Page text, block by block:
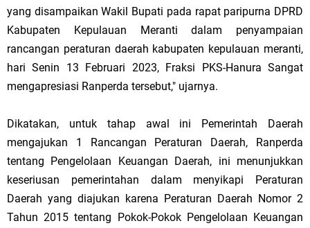
yang disampaikan Wakil Bupati pada rapat paripurna DPRD
Kabupaten Kepulauan Meranti dalam penyampaian
rancangan peraturan daerah kabupaten kepulauan meranti,
hari Senin 13 Februari 2023, Fraksi PKS-Hanura Sangat
mengapresiasi Ranperda tersebut," ujarnya.
Dikatakan, untuk tahap awal ini Pemerintah Daerah
mengajukan 1 Rancangan Peraturan Daerah, Ranperda
tentang Pengelolaan Keuangan Daerah, ini menunjukkan
keseriusan pemerintahan dalam menyikapi Peraturan
Daerah yang diajukan karena Peraturan Daerah Nomor 2
Tahun 2015 tentang Pokok-Pokok Pengelolaan Keuangan